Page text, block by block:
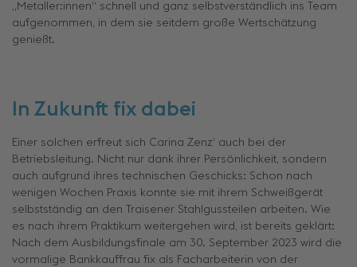
„Metaller:innen“ schnell und ganz selbstverständlich ins Team
aufgenommen, in dem sie seitdem große Wertschätzung
genießt.
In Zukunft fix dabei
Einer solchen erfreut sich Carina Zenz‘ auch bei der
Betriebsleitung. Nicht nur dank ihrer Persönlichkeit, sondern
auch aufgrund ihres technischen Geschicks: Schon nach
wenigen Wochen Praxis konnte sie mit ihrem Schweißgerät
selbstständig an den Traisener Stahlgussteilen arbeiten. Wie
es nach ihrem Praktikum weitergehen wird, ist bereits geklärt:
Nach dem Ausbildungsfinale am 30. September 2023 wird die
vormalige Bankkauffrau fix als Facharbeiterin von der